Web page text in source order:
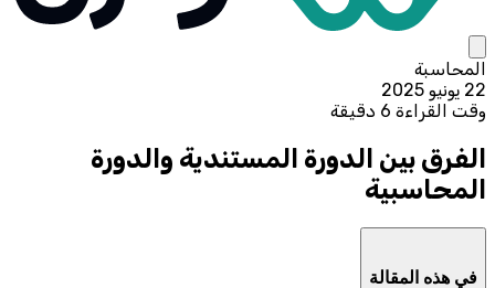
المحاسبة
22 يونيو 2025
وقت القراءة 6 دقيقة
الفرق بين الدورة المستندية والدورة
المحاسبية
في هذه المقالة